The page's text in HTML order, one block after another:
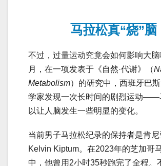
马拉松真“烧”脑
不过，过量运动究竟会如何影响大
月，在一项发表于《自然·代谢》（
Metabolism）的研究中，西班牙巴
学家发现一次长时间的剧烈运动——
以让人脑发生一些明显的变化。
当前男子马拉松纪录的保持者是肯
Kelvin Kiptum。在2023年的芝加哥
中，他曾用2小时35秒跑完了全程。